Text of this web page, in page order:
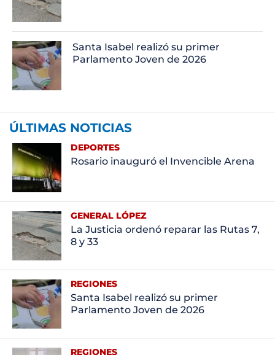
Santa Isabel realizó su primer
Parlamento Joven de 2026
ÚLTIMAS NOTICIAS
DEPORTES
Rosario inauguró el Invencible Arena
GENERAL LÓPEZ
La Justicia ordenó reparar las Rutas 7,
8 y 33
REGIONES
Santa Isabel realizó su primer
Parlamento Joven de 2026
REGIONES